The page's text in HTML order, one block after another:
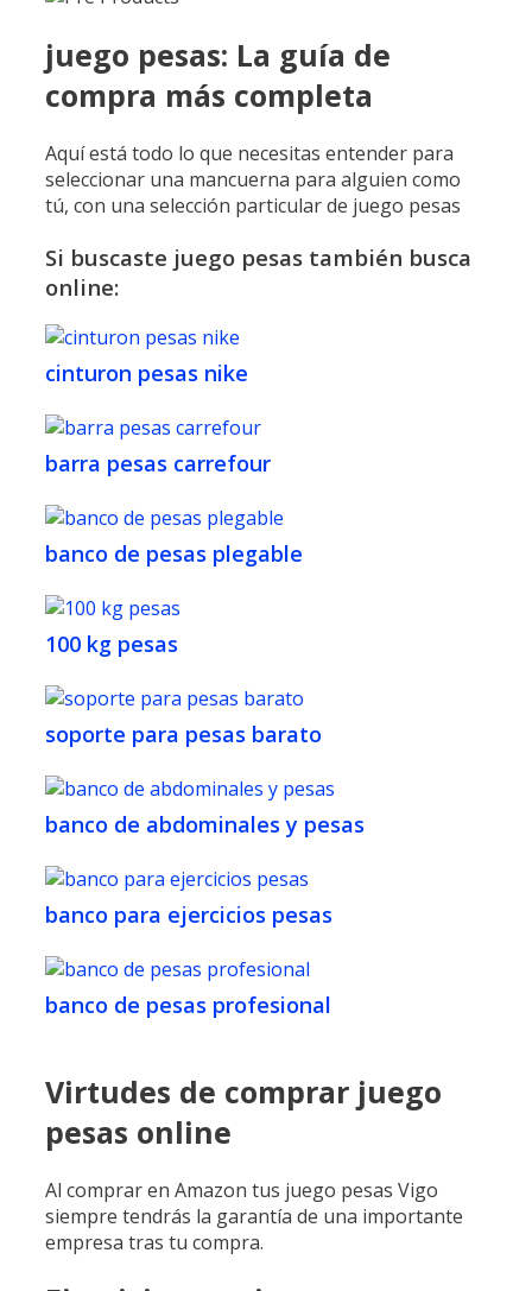
juego pesas: La guía de
compra más completa
Aquí está todo lo que necesitas entender para
seleccionar una mancuerna para alguien como
tú, con una selección particular de juego pesas
Si buscaste juego pesas también busca
online:
cinturon pesas nike
barra pesas carrefour
banco de pesas plegable
100 kg pesas
soporte para pesas barato
banco de abdominales y pesas
banco para ejercicios pesas
banco de pesas profesional
Virtudes de comprar juego
pesas online
Al comprar en Amazon tus juego pesas Vigo
siempre tendrás la garantía de una importante
empresa tras tu compra.